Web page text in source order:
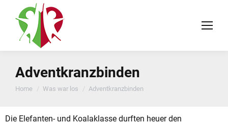
Adventkranzbinden
You are here:
Home Was war los Adventkranzbinden
Die Elefanten- und Koalaklasse durften heuer den